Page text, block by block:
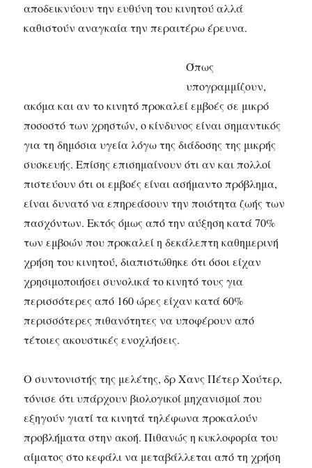
αποδεικνύουν την ευθύνη του κινητού αλλά
καθιστούν αναγκαία την περαιτέρω έρευνα.
Όπως
υπογραμμίζουν,
ακόμα και αν το κινητό προκαλεί εμβοές σε μικρό
ποσοστό των χρηστών, ο κίνδυνος είναι σημαντικός
για τη δημόσια υγεία λόγω της διάδοσης της μικρής
συσκευής. Επίσης επισημαίνουν ότι αν και πολλοί
πιστεύουν ότι οι εμβοές είναι ασήμαντο πρόβλημα,
είναι δυνατό να επηρεάσουν την ποιότητα ζωής των
πασχόντων. Εκτός όμως από την αύξηση κατά 70%
των εμβοών που προκαλεί η δεκάλεπτη καθημερινή
χρήση του κινητού, διαπιστώθηκε ότι όσοι είχαν
χρησιμοποιήσει συνολικά το κινητό τους για
περισσότερες από 160 ώρες είχαν κατά 60%
περισσότερες πιθανότητες να υποφέρουν από
τέτοιες ακουστικές ενοχλήσεις.
Ο συντονιστής της μελέτης, δρ Χανς Πέτερ Χούτερ,
τόνισε ότι υπάρχουν βιολογικοί μηχανισμοί που
εξηγούν γιατί τα κινητά τηλέφωνα προκαλούν
προβλήματα στην ακοή. Πιθανώς η κυκλοφορία του
αίματος στο κεφάλι να μεταβάλλεται από τη χρήση